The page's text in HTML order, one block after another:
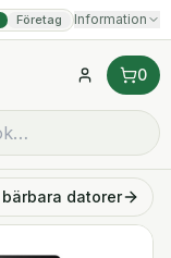
Företag Information
0
bärbara datorer